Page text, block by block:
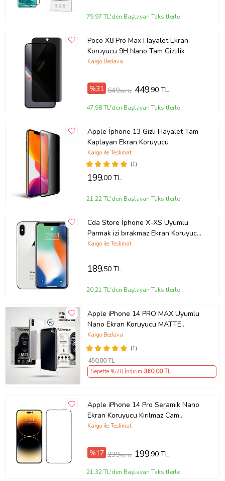
79,97 TL'den Başlayan Taksitlerle
Poco X8 Pro Max Hayalet Ekran
Koruyucu 9H Nano Tam Gizlilik
Kargo Bedava
%31 649,90 TL 449,90 TL
47,98 TL'den Başlayan Taksitlerle
Apple İphone 13 Gizli Hayalet Tam
Kaplayan Ekran Koruyucu
(1)
Kargo ile Teslimat
199,00 TL
21,22 TL'den Başlayan Taksitlerle
Cda Store İphone X-XS Uyumlu
Parmak izi bırakmaz Ekran Koruyucu
Nano MAT Jelatin
Kargo ile Teslimat
189,50 TL
20,21 TL'den Başlayan Taksitlerle
Apple iPhone 14 PRO MAX Uyumlu
Nano Ekran Koruyucu MATTE
HAYALET - Full Arka Kaplama 360
Koruma STAREX
(1)
Kargo Bedava
450,00 TL
Sepette %20 İndirim 360,00 TL
Apple iPhone 14 Pro Seramik Nano
Ekran Koruyucu Kırılmaz Cam
(Şeffaf)
Kargo ile Teslimat
%17 239,90 TL 199,90 TL
21,32 TL'den Başlayan Taksitlerle